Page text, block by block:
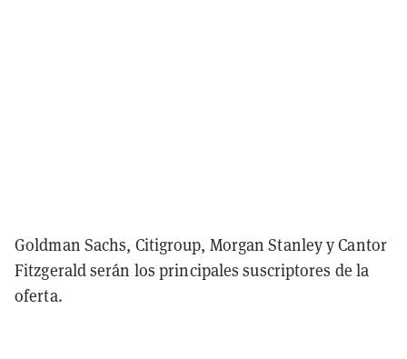
Goldman Sachs, Citigroup, Morgan Stanley y Cantor
Fitzgerald serán los principales suscriptores de la
oferta.